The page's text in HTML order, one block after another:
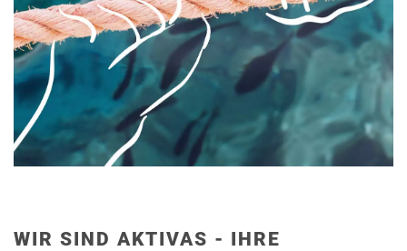
WIR SIND AKTIVAS - IHRE